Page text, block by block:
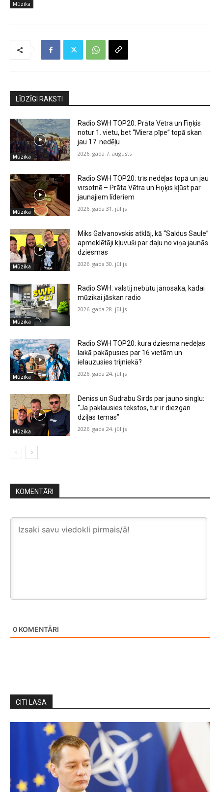
Mūzika
LĪDZĪGI RAKSTI
Mūzika
Radio SWH TOP20: Prāta Vētra un Fiņķis
notur 1. vietu, bet “Miera pīpe” topā skan
jau 17. nedēļu
2026. gada 7. augusts
Mūzika
Radio SWH TOP20: trīs nedēļas topā un jau
virsotnē – Prāta Vētra un Fiņķis kļūst par
jaunajiem līderiem
2026. gada 31. jūlijs
Mūzika
Miks Galvanovskis atklāj, kā “Saldus Saule”
apmeklētāji kļuvuši par daļu no viņa jaunās
dziesmas
2026. gada 30. jūlijs
Mūzika
Radio SWH: valstij nebūtu jānosaka, kādai
mūzikai jāskan radio
2026. gada 28. jūlijs
Mūzika
Radio SWH TOP20: kura dziesma nedēļas
laikā pakāpusies par 16 vietām un
ielauzusies trijniekā?
2026. gada 24. jūlijs
Mūzika
Deniss un Sudrabu Sirds par jauno singlu:
“Ja paklausies tekstos, tur ir diezgan
dziļas tēmas”
2026. gada 24. jūlijs
KOMENTĀRI
0 KOMENTĀRI
CITI LASA